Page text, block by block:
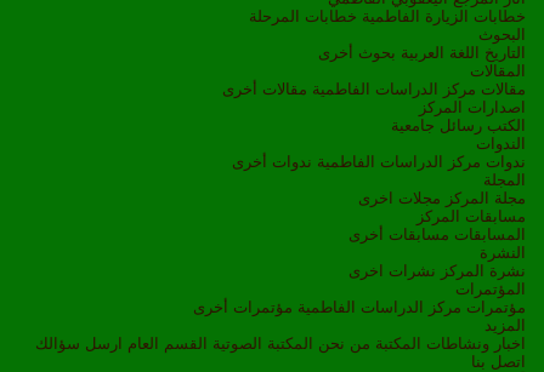
خطابات الزيارة الفاطمية خطابات المرحلة
البحوث
التاريخ
اللغة العربية بحوث أخرى
المقالات
مقالات مركز الدراسات الفاطمية مقالات أخرى
اصدارات المركز
الكتب رسائل جامعية
الندوات
ندوات مركز الدراسات الفاطمية ندوات أخرى
المجلة
مجلة المركز مجلات اخرى
مسابقات المركز
المسابقات مسابقات أخرى
النشرة
نشرة المركز نشرات اخرى
المؤتمرات
مؤتمرات مركز الدراسات الفاطمية مؤتمرات أخرى
المزيد
اخبار ونشاطات
المكتبة من نحن المكتبة الصوتية القسم العام ارسل سؤالك
اتصل بنا